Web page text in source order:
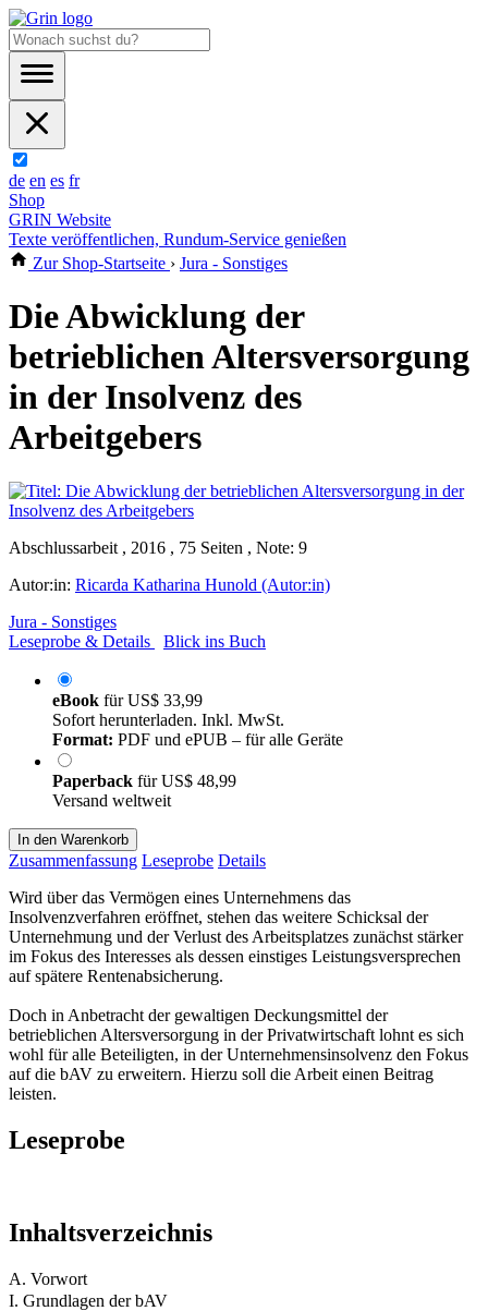
de en es fr
Shop
GRIN Website
Texte veröffentlichen, Rundum-Service genießen
Zur Shop-Startseite › Jura - Sonstiges
Die Abwicklung der
betrieblichen Altersversorgung
in der Insolvenz des
Arbeitgebers
Abschlussarbeit , 2016 , 75 Seiten , Note: 9
Autor:in: Ricarda Katharina Hunold (Autor:in)
Jura - Sonstiges
Leseprobe & Details
Blick ins Buch
eBook fürUS$ 33,99
Sofort herunterladen. Inkl. MwSt.
Format: PDF und ePUB – für alle Geräte
Paperback fürUS$ 48,99
Versand weltweit
In den Warenkorb
Zusammenfassung Leseprobe Details
Wird über das Vermögen eines Unternehmens das
Insolvenzverfahren eröffnet, stehen das weitere Schicksal der
Unternehmung und der Verlust des Arbeitsplatzes zunächst stärker
im Fokus des Interesses als dessen einstiges Leistungsversprechen
auf spätere Rentenabsicherung.
Doch in Anbetracht der gewaltigen Deckungsmittel der
betrieblichen Altersversorgung in der Privatwirtschaft lohnt es sich
wohl für alle Beteiligten, in der Unternehmensinsolvenz den Fokus
auf die bAV zu erweitern. Hierzu soll die Arbeit einen Beitrag
leisten.
Leseprobe
Inhaltsverzeichnis
A. Vorwort
I. Grundlagen der bAV